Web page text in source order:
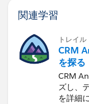
関連学習
トレイル
CRM
を探る
CRM
ズし、
を詳細